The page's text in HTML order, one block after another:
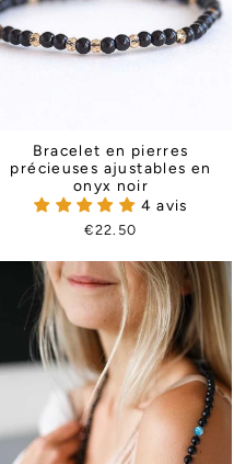
Bracelet en pierres
précieuses ajustables en
onyx noir
4 avis
€22.50